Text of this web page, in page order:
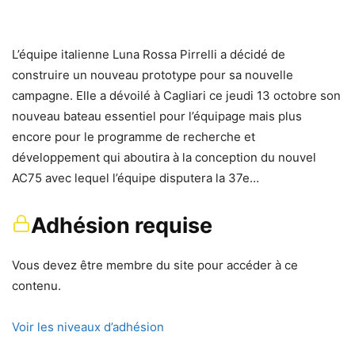
L’équipe italienne Luna Rossa Pirrelli a décidé de
construire un nouveau prototype pour sa nouvelle
campagne. Elle a dévoilé à Cagliari ce jeudi 13 octobre son
nouveau bateau essentiel pour l’équipage mais plus
encore pour le programme de recherche et
développement qui aboutira à la conception du nouvel
AC75 avec lequel l’équipe disputera la 37e…
Adhésion requise
Vous devez être membre du site pour accéder à ce
contenu.
Voir les niveaux d’adhésion